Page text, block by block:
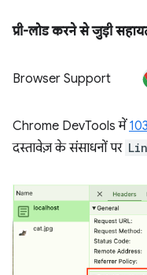
प्री-लोड करने से जुड़ी
Browser Support
Chrome DevTools में
दस्तावेज़ के संसाधनों पर